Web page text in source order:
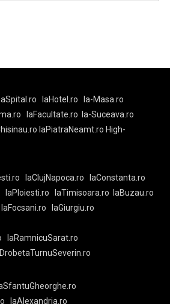
laHotel.ro
la-Masa.ro
laFacultate.ro la-Suceava.ro
laPiatraNeamt.ro High-
laClujNapoca.ro
laConstanta.ro
laPloiesti.ro laTimisoara.ro laBuzau.ro
laFocsani.ro
laGiurgiu.ro
laRamnicuSarat.ro
laAlexandria.ro